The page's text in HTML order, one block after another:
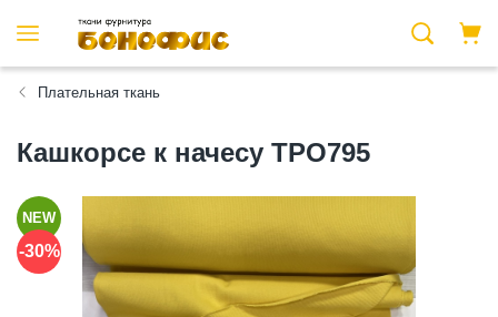
Плательная ткань
Кашкорсе к начесу ТРО795
NEW
-30%